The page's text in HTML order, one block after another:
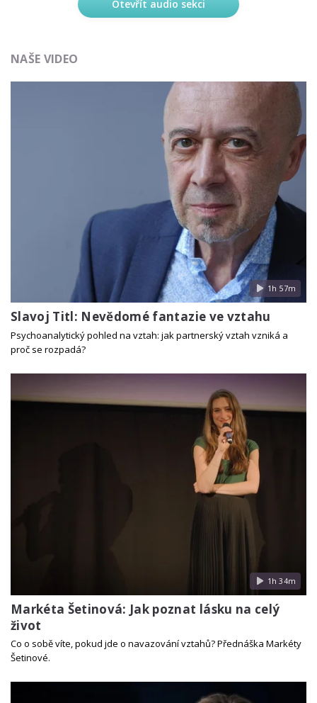
Otevřít audio sekci
NAŠE VIDEO
1h 57m
Slavoj Titl: Nevědomé fantazie ve vztahu
Psychoanalytický pohled na vztah: jak partnerský vztah vzniká a
proč se rozpadá?
1h 34m
Markéta Šetinová: Jak poznat lásku na celý
život
Co o sobě víte, pokud jde o navazování vztahů? Přednáška Markéty
Šetinové.